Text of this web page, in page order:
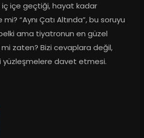
iç içe geçtiği, hayat kadar
“Aynı Çatı Altında”, bu soruyu
belki ama tiyatronun en güzel
zaten? Bizi cevaplara değil,
yüzleşmelere davet etmesi.